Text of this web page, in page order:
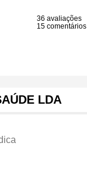
36 avaliações
15 comentários
LDA